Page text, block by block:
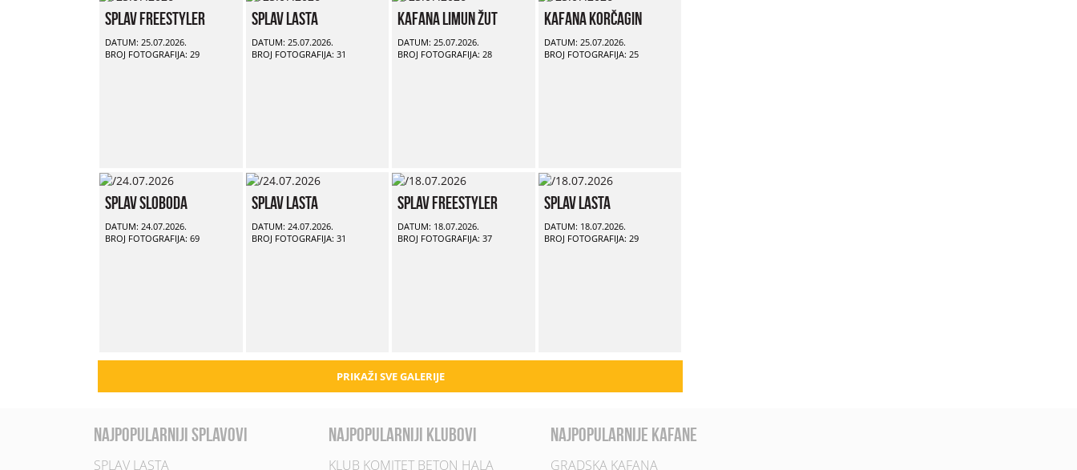
Splav Freestyler
DATUM: 25.07.2026.
BROJ FOTOGRAFIJA: 29
Splav Lasta
DATUM: 25.07.2026.
BROJ FOTOGRAFIJA: 31
Kafana Limun Žut
DATUM: 25.07.2026.
BROJ FOTOGRAFIJA: 28
Kafana Korčagin
DATUM: 25.07.2026.
BROJ FOTOGRAFIJA: 25
Splav Sloboda
DATUM: 24.07.2026.
BROJ FOTOGRAFIJA: 69
Splav Lasta
DATUM: 24.07.2026.
BROJ FOTOGRAFIJA: 31
Splav Freestyler
DATUM: 18.07.2026.
BROJ FOTOGRAFIJA: 37
Splav Lasta
DATUM: 18.07.2026.
BROJ FOTOGRAFIJA: 29
PRIKAŽI SVE GALERIJE
najpopularniji splavovi
SPLAV LASTA
najpopularniji klubovi
KLUB KOMITET BETON HALA
najpopularnije kafane
GRADSKA KAFANA